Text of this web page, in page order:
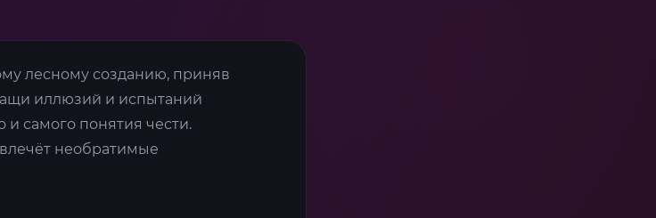
лесному созданию, приняв
иллюзий и испытаний
и самого понятия чести.
необратимые